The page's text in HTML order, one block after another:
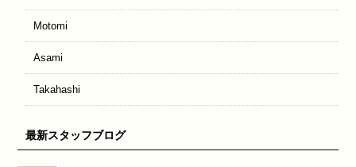
Motomi
Asami
Takahashi
最新スタッフブログ